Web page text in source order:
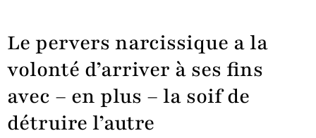
Le pervers narcissique a la
volonté d’arriver à ses fins
avec – en plus – la soif de
détruire l’autre